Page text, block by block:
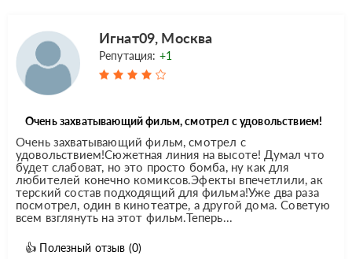
Игнат09, Москва
Репутация: +1
Очень захватывающий фильм, смотрел с удовольствием!
Очень захватывающий фильм, смотрел с
удовольствием!Сюжетная линия на высоте! Думал что
будет слабоват, но это просто бомба, ну как для
любителей конечно комиксов.Эфекты впечетлили, ак
терский состав подходящий для фильма!Уже два раза
посмотрел, один в кинотеатре, а другой дома. Советую
всем взглянуть на этот фильм.Теперь...
👍 Полезный отзыв (0)